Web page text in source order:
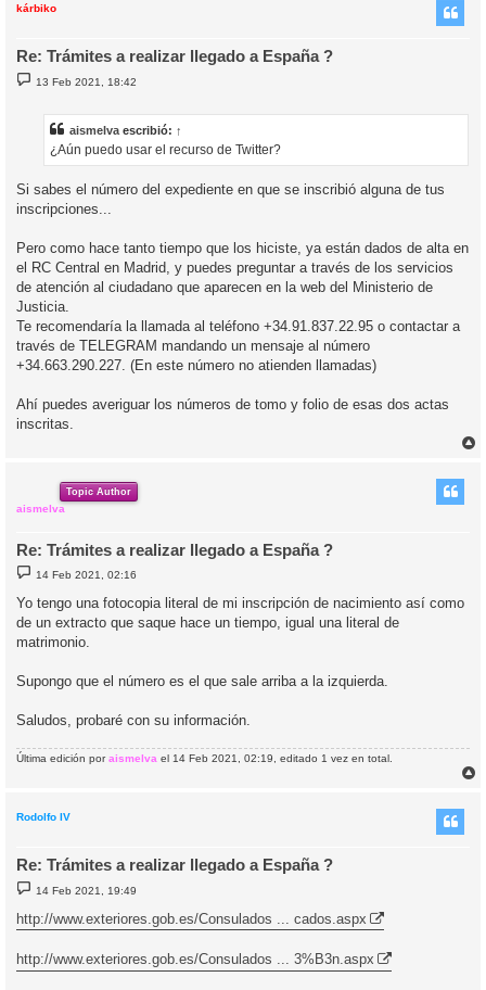
kárbiko
Re: Trámites a realizar llegado a España ?
M
e
13 Feb 2021, 18:42
aismelva escribió: ↑
¿Aún puedo usar el recurso de Twitter?
Si sabes el número del expediente en que se inscribió alguna de tus
inscripciones...
Pero como hace tanto tiempo que los hiciste, ya están dados de alta en
el RC Central en Madrid, y puedes preguntar a través de los servicios
de atención al ciudadano que aparecen en la web del Ministerio de
Justicia.
Te recomendaría la llamada al teléfono +34.91.837.22.95 o contactar a
través de TELEGRAM mandando un mensaje al número
+34.663.290.227. (En este número no atienden llamadas)
Ahí puedes averiguar los números de tomo y folio de esas dos actas
inscritas.
Topic Author
aismelva
Re: Trámites a realizar llegado a España ?
M
e
s
a
e
14 Feb 2021, 02:16
Yo tengo una fotocopia literal de mi inscripción de nacimiento así como
de un extracto que saque hace un tiempo, igual una literal de
matrimonio.
Supongo que el número es el que sale arriba a la izquierda.
Saludos, probaré con su información.
Última edición poraismelva el 14 Feb 2021, 02:19, editado 1 vez en total.
Rodolfo IV
Re: Trámites a realizar llegado a España ?
M
e
s
e
14 Feb 2021, 19:49
http://www.exteriores.gob.es/Consulados ... cados.aspx
http://www.exteriores.gob.es/Consulados ... 3%B3n.aspx